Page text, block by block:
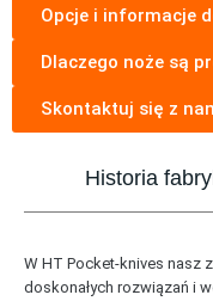
Opcje i informacje
Dlaczego noże są
Skontaktuj się z
Historia
W HT Pocket-knives nasz
doskonałych rozwiązań i